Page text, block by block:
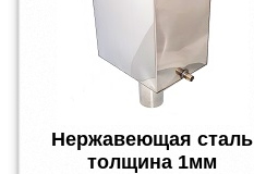
Нержавеющая сталь
толщина 1мм